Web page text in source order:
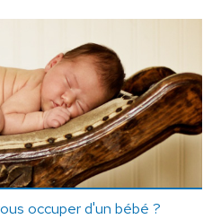
occuper d'un bébé ?